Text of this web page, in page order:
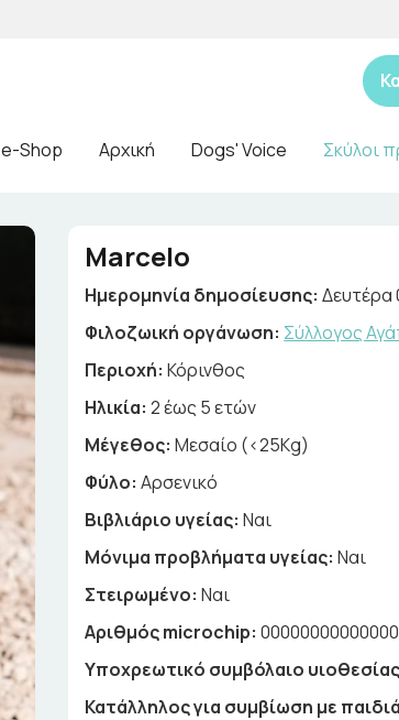
e-Shop Αρχική Dogs' Voice Σκύλοι
Marcelo
Ημερομηνία δημοσίευσης: Δευτέρα
Φιλοζωική οργάνωση: Σύλλογος
Περιοχή:Κόρινθος
Ηλικία:2 έως 5 ετών
Μέγεθος:Μεσαίο (<25Kg)
Φύλο:Αρσενικό
Βιβλιάριο υγείας: Ναι
Μόνιμα προβλήματα υγείας: Ναι
Στειρωμένο: Ναι
Αριθμός microchip:
Υποχρεωτικό συμβόλαιο
Κατάλληλος για συμβίωση με